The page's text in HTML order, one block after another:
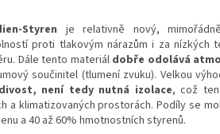
Styren je relativně nový,
proti tlakovým nárazům i za nízkých
Dále tento materiál dobře odolává
součinitel (tlumení zvuku). Velkou
není tedy nutná izolace, což
a klimatizovaných prostorách. Podíly se
a 40 až 60% hmotnostních styrenů.